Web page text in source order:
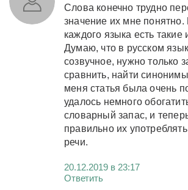
Слова конечно трудно
значение их мне понятно.
каждого языка есть такие
Думаю, что в русском
созвучное, нужно только
сравнить, найти
меня статья была очень
удалось немного
словарный запас, и
правильно их
речи.
20.12.2019 в 23:17
Ответить